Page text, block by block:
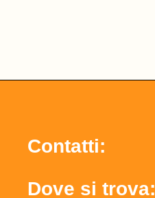
Contatti:
Dove si trova: